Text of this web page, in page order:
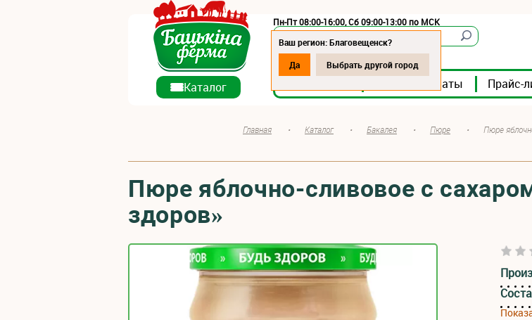
Пн-Пт 08:00-16:00, Сб 09:00-13:00 по МСК
Мясокомбинаты Прайс-
Ваш регион: Благовещенск?
Да
Выбрать другой город
Каталог
Главная • Каталог • Бакалея • Пюре • Пюре
Пюре яблочно-сливовое с
здоров»